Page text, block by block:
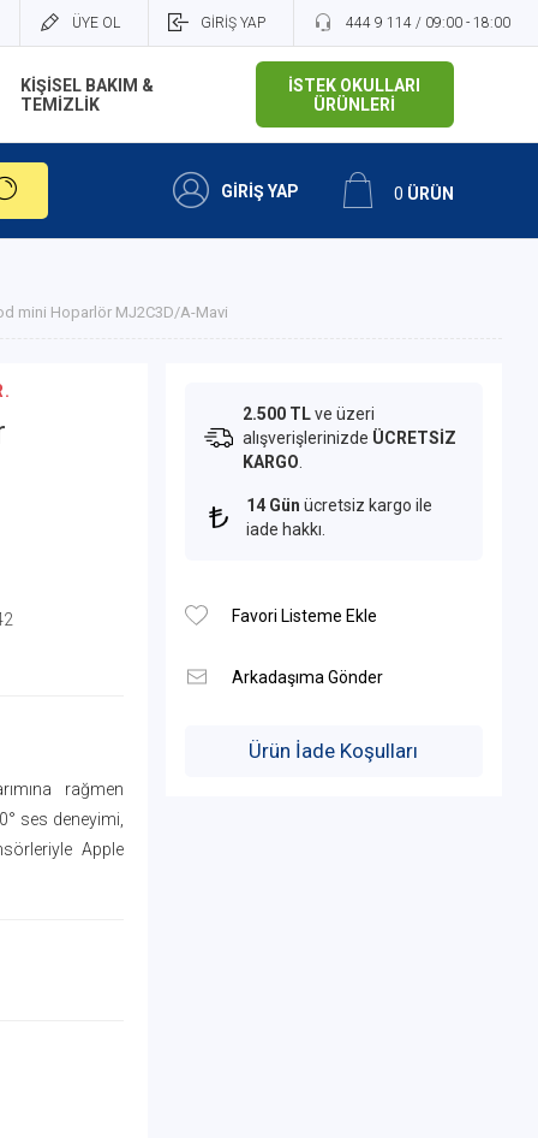
ÜYE OL GİRİŞ YAP 444 9 114 / 09:00 - 18:00
KİŞİSEL BAKIM &
TEMİZLİK
İSTEK OKULLARI
ÜRÜNLERİ
GİRİŞ YAP 0 ÜRÜN
mini Hoparlör MJ2C3D/A-Mavi
rağmen
ses deneyimi,
Apple
2.500 TLve üzeri
alışverişlerinizde ÜCRETSİZ
KARGO
14 Gün ücretsiz kargo ile
iade hakkı.
Ürün İade Koşulları